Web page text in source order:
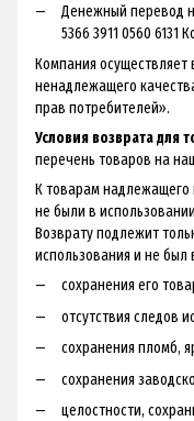
Денежный перевод
5366 3911 0560 6131
Компания
ненадлежащего
прав потребителей».
Условия возврата для
перечень товаров на
К товарам надлежащего
не были в
Возврату подлежит
использования и не был
сохранения его
отсутствия следов
сохранения пломб,
сохранения
целостности,